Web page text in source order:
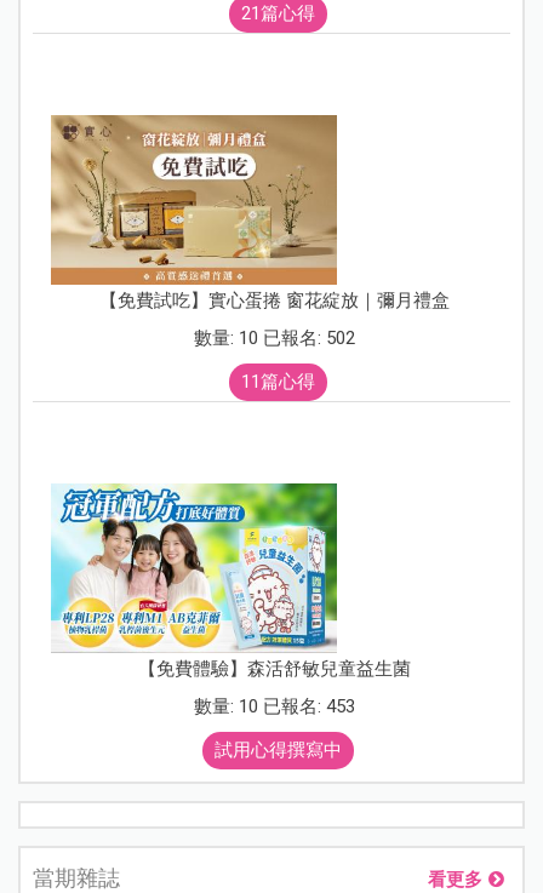
21篇心得
【免費試吃】實心蛋捲 窗花綻放｜彌月禮盒
數量: 10 已報名: 502
11篇心得
【免費體驗】森活舒敏兒童益生菌
數量: 10 已報名: 453
試用心得撰寫中
當期雜誌 看更多